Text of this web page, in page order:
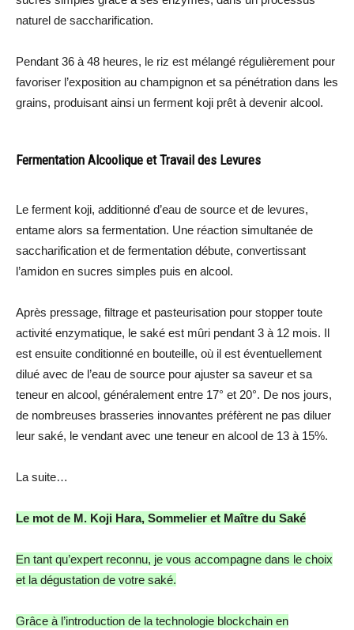
naturel de saccharification.
Pendant 36 à 48 heures, le riz est mélangé régulièrement pour
favoriser l’exposition au champignon et sa pénétration dans les
grains, produisant ainsi un ferment koji prêt à devenir alcool.
Fermentation Alcoolique et Travail des Levures
Le ferment koji, additionné d’eau de source et de levures,
entame alors sa fermentation. Une réaction simultanée de
saccharification et de fermentation débute, convertissant
l’amidon en sucres simples puis en alcool.
Après pressage, filtrage et pasteurisation pour stopper toute
activité enzymatique, le saké est mûri pendant 3 à 12 mois. Il
est ensuite conditionné en bouteille, où il est éventuellement
dilué avec de l’eau de source pour ajuster sa saveur et sa
teneur en alcool, généralement entre 17° et 20°. De nos jours,
de nombreuses brasseries innovantes préfèrent ne pas diluer
leur saké, le vendant avec une teneur en alcool de 13 à 15%.
La suite…
Le mot de M. Koji Hara, Sommelier et Maître du Saké
En tant qu’expert reconnu, je vous accompagne dans le choix
et la dégustation de votre saké.
Grâce à l’introduction de la technologie blockchain en